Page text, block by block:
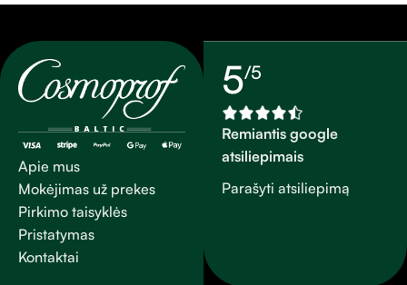
Apie mus
Mokėjimas už prekes
Pirkimo taisyklės
Pristatymas
Kontaktai
5/5
Remiantis google
atsiliepimais
Parašyti atsiliepimą